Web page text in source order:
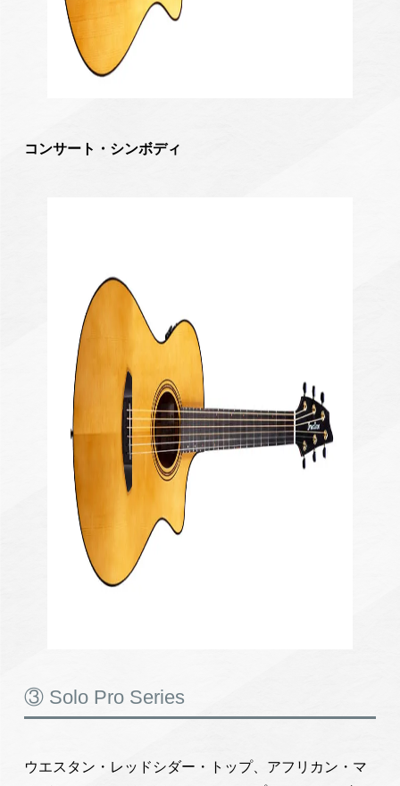
コンサート・シンボディ
③ Solo Pro Series
ウエスタン・レッドシダー・トップ、アフリカン・マ